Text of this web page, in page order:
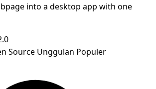
into a desktop app with one
Source Unggulan Populer